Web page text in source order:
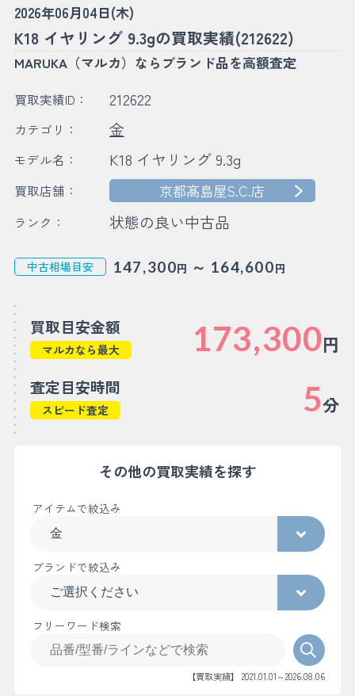
2026年06月04日(木)
K18 イヤリング 9.3gの買取実績(212622)
MARUKA（マルカ）ならブランド品を高額査定
買取実績ID： 212622
カテゴリ： 金
モデル名： K18 イヤリング 9.3g
買取店舗： 京都髙島屋S.C.店
ランク： 状態の良い中古品
中古相場目安 147,300円 ～ 164,600円
買取目安金額
マルカなら最大 173,300円
査定目安時間
スピード査定 5分
その他の買取実績を探す
アイテムで絞込み
ブランドで絞込み
フリーワード検索
【買取実績】 2021.01.01～2026.08.06